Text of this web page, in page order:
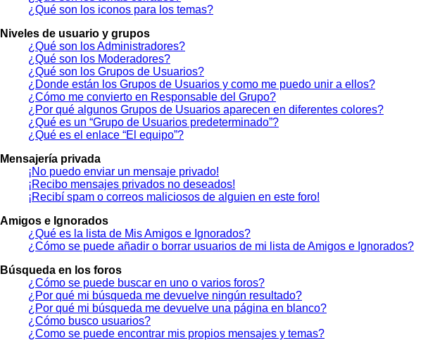
¿Qué son los iconos para los temas?
Niveles de usuario y grupos
¿Qué son los Administradores?
¿Qué son los Moderadores?
¿Qué son los Grupos de Usuarios?
¿Donde están los Grupos de Usuarios y como me puedo unir a ellos?
¿Cómo me convierto en Responsable del Grupo?
¿Por qué algunos Grupos de Usuarios aparecen en diferentes colores?
¿Qué es un “Grupo de Usuarios predeterminado”?
¿Qué es el enlace “El equipo”?
Mensajería privada
¡No puedo enviar un mensaje privado!
¡Recibo mensajes privados no deseados!
¡Recibí spam o correos maliciosos de alguien en este foro!
Amigos e Ignorados
¿Qué es la lista de Mis Amigos e Ignorados?
¿Cómo se puede añadir o borrar usuarios de mi lista de Amigos e Ignorados?
Búsqueda en los foros
¿Cómo se puede buscar en uno o varios foros?
¿Por qué mi búsqueda me devuelve ningún resultado?
¿Por qué mi búsqueda me devuelve una página en blanco?
¿Cómo busco usuarios?
¿Como se puede encontrar mis propios mensajes y temas?